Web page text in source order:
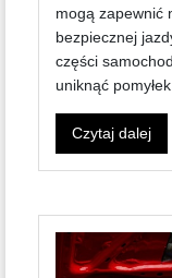
mogą zapewnić
bezpiecznej
części
uniknąć pomyłek.
Czytaj dalej